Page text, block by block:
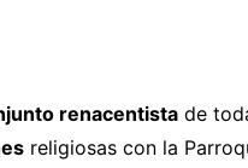
renacentista de
religiosas con la